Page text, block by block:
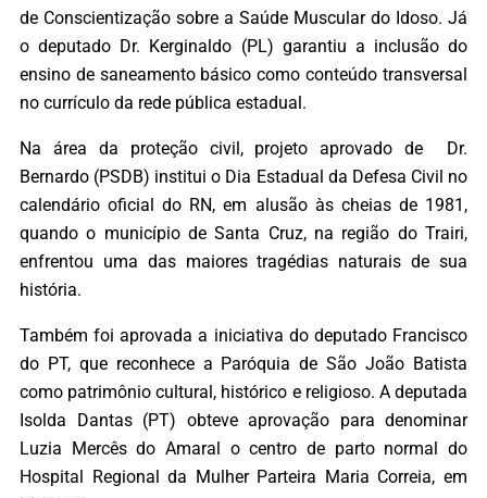
de Conscientização sobre a Saúde Muscular do Idoso. Já
o deputado Dr. Kerginaldo (PL) garantiu a inclusão do
ensino de saneamento básico como conteúdo transversal
no currículo da rede pública estadual.
Na área da proteção civil, projeto aprovado de Dr.
Bernardo (PSDB) institui o Dia Estadual da Defesa Civil no
calendário oficial do RN, em alusão às cheias de 1981,
quando o município de Santa Cruz, na região do Trairi,
enfrentou uma das maiores tragédias naturais de sua
história.
Também foi aprovada a iniciativa do deputado Francisco
do PT, que reconhece a Paróquia de São João Batista
como patrimônio cultural, histórico e religioso. A deputada
Isolda Dantas (PT) obteve aprovação para denominar
Luzia Mercês do Amaral o centro de parto normal do
Hospital Regional da Mulher Parteira Maria Correia, em